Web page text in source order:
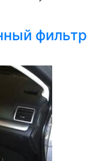
фильтр